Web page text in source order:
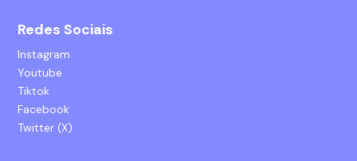
Redes Sociais
Instagram
Youtube
Tiktok
Facebook
Twitter (X)